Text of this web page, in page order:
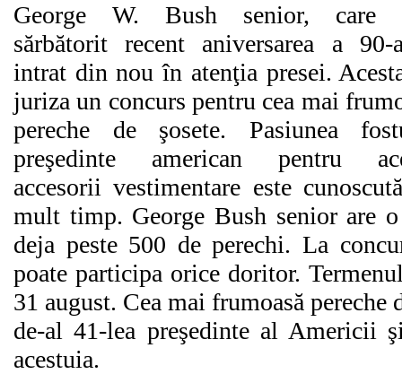
George W. Bush senior, care
sărbătorit recent aniversarea a 90-
intrat din nou în atenţia presei.
juriza un concurs pentru cea mai
pereche de şosete. Pasiunea
preşedinte american pentru
accesorii vestimentare este
mult timp. George Bush senior are
deja peste 500 de perechi. La
poate participa orice doritor.
31 august. Cea mai frumoasă pereche
de-al 41-lea preşedinte al Americii
acestuia.